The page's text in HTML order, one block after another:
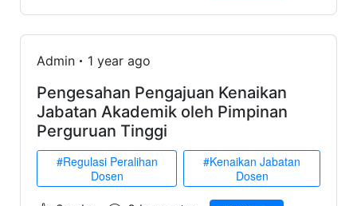
Admin 1 year ago
Pengesahan Pengajuan Kenaikan
Jabatan Akademik oleh Pimpinan
Perguruan Tinggi
#Regulasi Peralihan
Dosen
#Kenaikan Jabatan
Dosen